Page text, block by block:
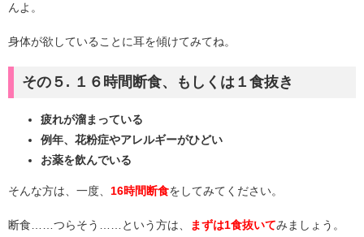
んよ。
身体が欲していることに耳を傾けてみてね。
その５. １６時間断食、もしくは１食抜き
疲れが溜まっている
例年、花粉症やアレルギーがひどい
お薬を飲んでいる
そんな方は、一度、 16時間断食をしてみてください。
断食……つらそう……という方は、 まずは1食抜いてみましょう。